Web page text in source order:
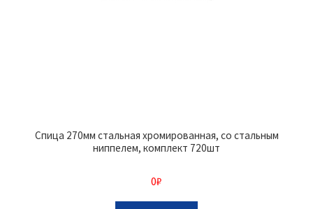
Спица 270мм стальная хромированная, со стальным
ниппелем, комплект 720шт
0₽